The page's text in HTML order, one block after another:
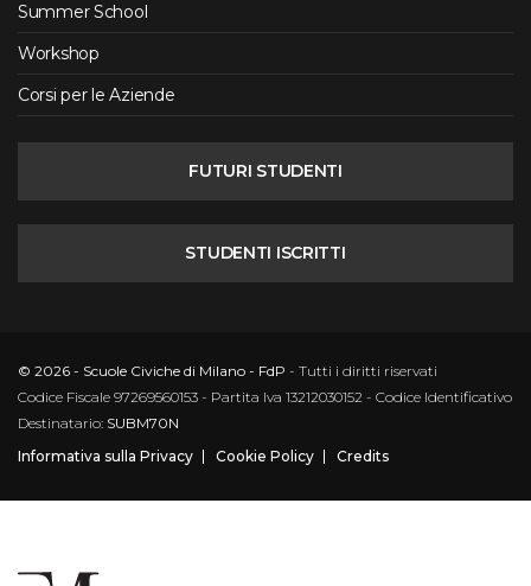
Summer School
Workshop
Corsi per le Aziende
FUTURI STUDENTI
STUDENTI ISCRITTI
© 2026 - Scuole Civiche di Milano - FdP - Tutti i diritti riservati
Codice Fiscale 97269560153 - Partita Iva 13212030152 - Codice Identificativo
Destinatario: SUBM70N
Informativa sulla Privacy
Cookie Policy Credits